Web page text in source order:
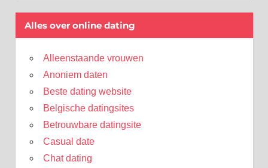
Alles over online dating
Alleenstaande vrouwen
Anoniem daten
Beste dating website
Belgische datingsites
Betrouwbare datingsite
Casual date
Chat dating